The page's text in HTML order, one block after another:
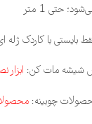
حتی 1 متر
با کاردک ژله
شیشه مات کن:
چوبینه: